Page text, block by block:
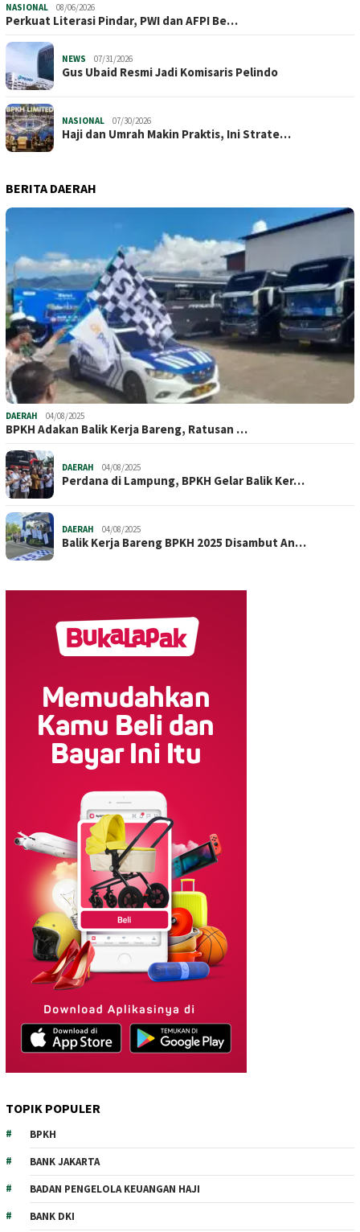
NASIONAL 08/06/2026
Perkuat Literasi Pindar, PWI dan AFPI Be…
NEWS 07/31/2026
​Gus Ubaid Resmi Jadi Komisaris Pelindo
NASIONAL 07/30/2026
Haji dan Umrah Makin Praktis, Ini Strate…
BERITA DAERAH
DAERAH 04/08/2025
BPKH Adakan Balik Kerja Bareng, Ratusan …
DAERAH 04/08/2025
Perdana di Lampung, BPKH Gelar Balik Ker…
DAERAH 04/08/2025
Balik Kerja Bareng BPKH 2025 Disambut An…
TOPIK POPULER
BPKH
BANK JAKARTA
BADAN PENGELOLA KEUANGAN HAJI
BANK DKI